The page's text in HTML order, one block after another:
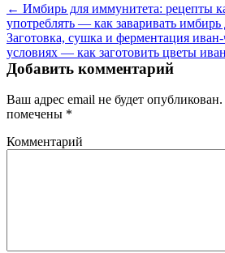
← Имбирь для иммунитета: рецепты
употреблять — как заваривать
Заготовка, сушка и ферментация
условиях — как заготовить цветы
Добавить комментарий
Ваш адрес email не будет опубликован.
помечены *
Комментарий